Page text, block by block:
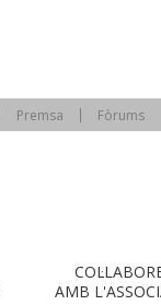
Premsa Fòrums
AMB